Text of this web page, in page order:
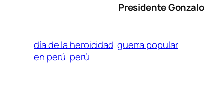
Presidente Gonzalo
día de la heroicidad guerra popular
en perú perú